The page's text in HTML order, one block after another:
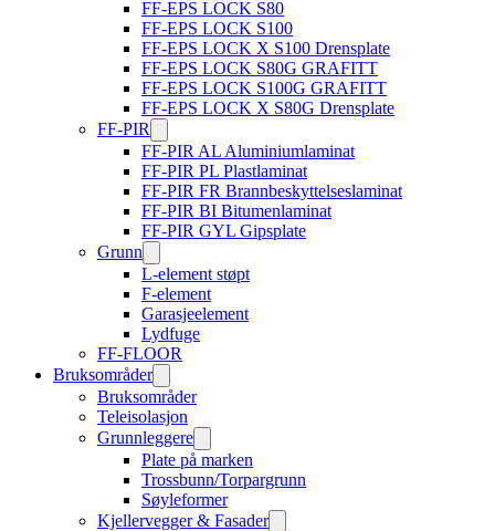
FF-EPS LOCK S80
FF-EPS LOCK S100
FF-EPS LOCK X S100 Drensplate
FF-EPS LOCK S80G GRAFITT
FF-EPS LOCK S100G GRAFITT
FF-EPS LOCK X S80G Drensplate
FF-PIR
FF-PIR AL Aluminiumlaminat
FF-PIR PL Plastlaminat
FF-PIR FR Brannbeskyttelseslaminat
FF-PIR BI Bitumenlaminat
FF-PIR GYL Gipsplate
Grunn
L-element støpt
F-element
Garasjeelement
Lydfuge
FF-FLOOR
Bruksområder
Bruksområder
Teleisolasjon
Grunnleggere
Plate på marken
Trossbunn/Torpargrunn
Søyleformer
Kjellervegger & Fasader